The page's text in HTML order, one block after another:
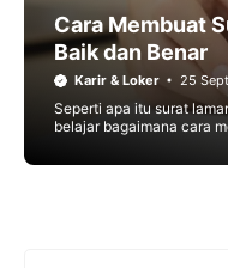
Cara Membuat
Baik dan Benar
Karir & Loker 25
Seperti apa itu surat
belajar bagaimana cara